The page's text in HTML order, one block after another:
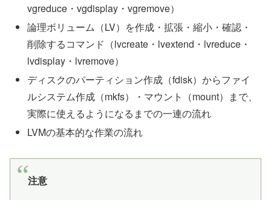
vgreduce・vgdisplay・vgremove）
論理ボリューム（LV）を作成・拡張・縮小・確認・
削除するコマンド（lvcreate・lvextend・lvreduce・
lvdisplay・lvremove）
ディスクのパーティション作成（fdisk）からファイ
ルシステム作成（mkfs）・マウント（mount）まで、
実際に使えるようになるまでの一連の流れ
LVMの基本的な作業の流れ
注意